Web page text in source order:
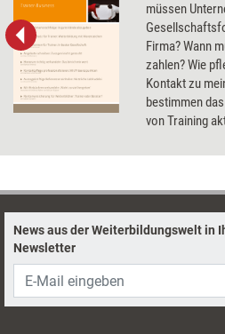
müssen
Firma? Wann
zahlen? Wie
Kontakt zu
bestimmen
von Training
Business, u.a.
News aus der Weiterbildungswelt in
Newsletter